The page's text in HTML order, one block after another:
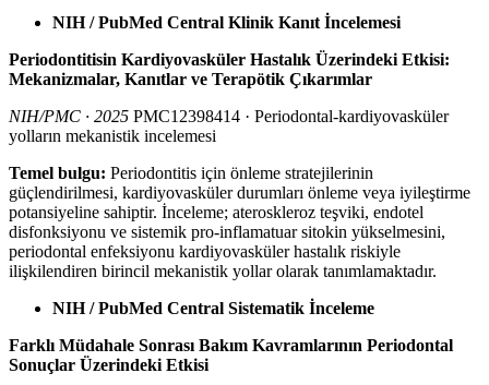
NIH / PubMed Central Klinik Kanıt İncelemesi
Periodontitisin Kardiyovasküler Hastalık Üzerindeki Etkisi:
Mekanizmalar, Kanıtlar ve Terapötik Çıkarımlar
NIH/PMC · 2025 PMC12398414 · Periodontal-kardiyovasküler
yolların mekanistik incelemesi
Temel bulgu: Periodontitis için önleme stratejilerinin
güçlendirilmesi, kardiyovasküler durumları önleme veya iyileştirme
potansiyeline sahiptir. İnceleme; ateroskleroz teşviki, endotel
disfonksiyonu ve sistemik pro-inflamatuar sitokin yükselmesini,
periodontal enfeksiyonu kardiyovasküler hastalık riskiyle
ilişkilendiren birincil mekanistik yollar olarak tanımlamaktadır.
NIH / PubMed Central Sistematik İnceleme
Farklı Müdahale Sonrası Bakım Kavramlarının Periodontal
Sonuçlar Üzerindeki Etkisi